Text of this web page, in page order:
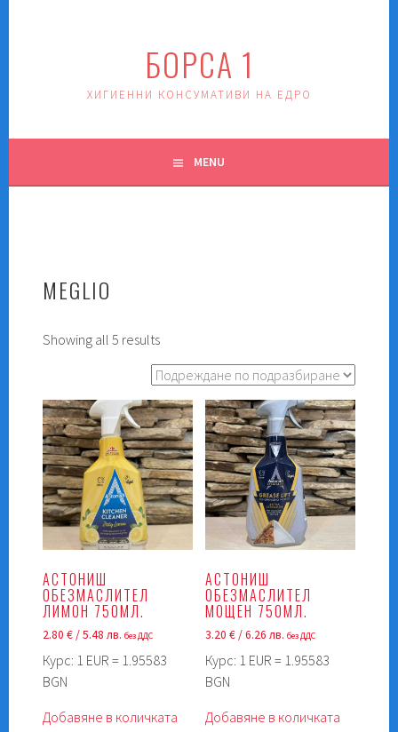
БОРСА 1
ХИГИЕННИ КОНСУМАТИВИ НА ЕДРО
MENU
MEGLIO
Showing all 5 results
АСТОНИШ
ОБЕЗМАСЛИТЕЛ
ЛИМОН 750МЛ.
2.80€/ 5.48 лв.без ДДС
Курс: 1 EUR = 1.95583
BGN
Добавяне в количката
АСТОНИШ
ОБЕЗМАСЛИТЕЛ
МОЩЕН 750МЛ.
3.20€/ 6.26 лв.без ДДС
Курс: 1 EUR = 1.95583
BGN
Добавяне в количката